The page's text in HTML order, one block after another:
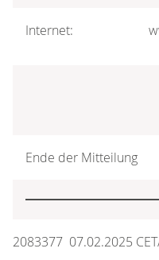
Internet:
Ende der Mitteilung
2083377 07.02.2025